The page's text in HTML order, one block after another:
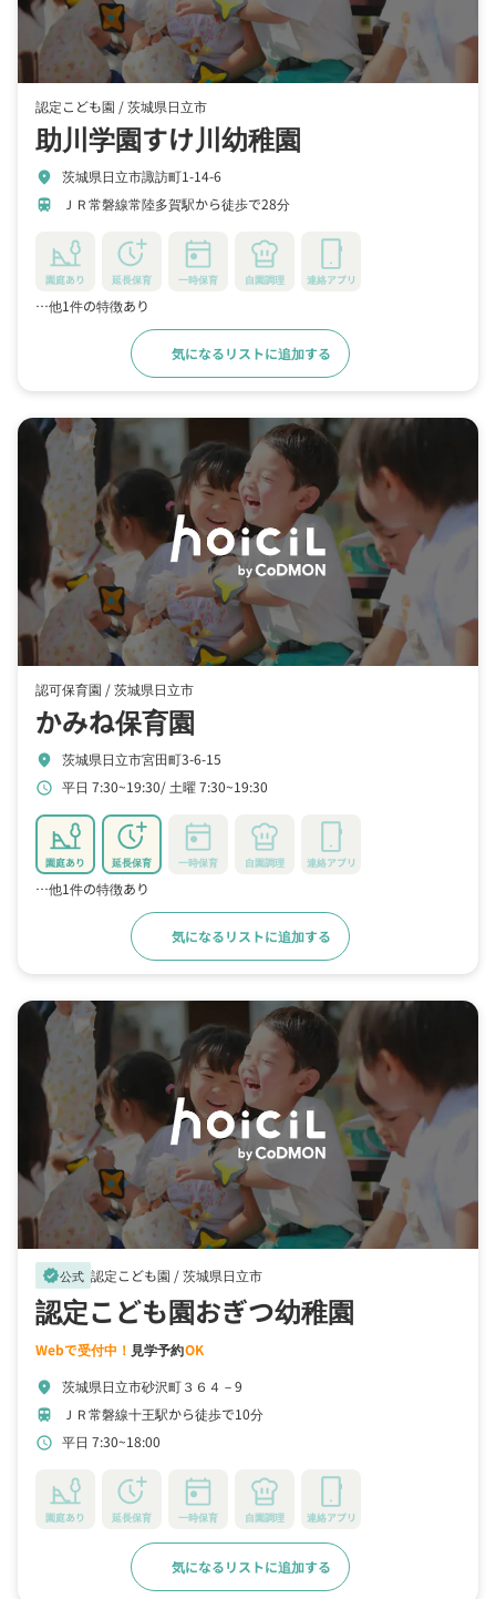
認定こども園 /茨城県日立市
助川学園すけ川幼稚園
location_on 茨城県日立市諏訪町1-14-6
train ＪＲ常磐線常陸多賀駅から徒歩で28分
園庭あり 延長保育 一時保育 自園調理 連絡アプリ
…他1件の特徴あり
気になるリストに追加する
認可保育園 /茨城県日立市
かみね保育園
location_on 茨城県日立市宮田町3-6-15
schedule 平日 7:30~19:30 土曜 7:30~19:30
園庭あり 延長保育 一時保育 自園調理 連絡アプリ
…他1件の特徴あり
気になるリストに追加する
verified公式 認定こども園 /茨城県日立市
認定こども園おぎつ幼稚園
Webで受付中！ 見学予約OK
location_on 茨城県日立市砂沢町３６４－9
train ＪＲ常磐線十王駅から徒歩で10分
schedule 平日 7:30~18:00
園庭あり 延長保育 一時保育 自園調理 連絡アプリ
気になるリストに追加する